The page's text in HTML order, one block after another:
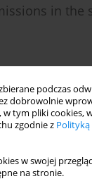
podczas
dobrowolnie
w tym pliki
zgodnie z
w swojej
na stronie.
in the